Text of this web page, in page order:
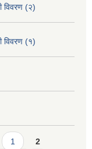
विवरण (२)
विवरण (१)
1 2